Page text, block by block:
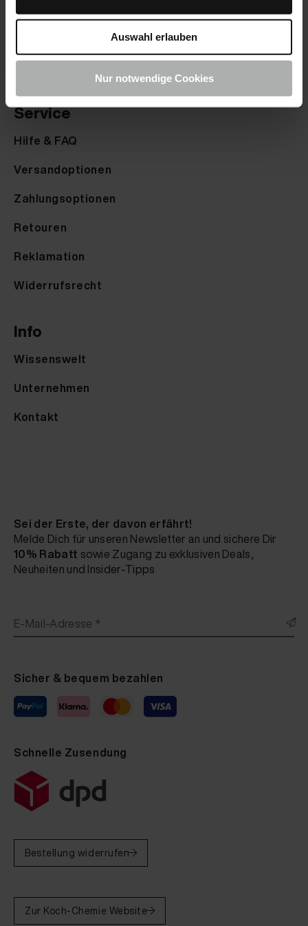
Auswahl erlauben
Nur notwendige Cookies
Promotion
Farbmuster senden
Farbkarte anfordern
Service
Hilfe & FAQ
Versandoptionen
Zahlungsoptionen
Retouren
Reklamation
Widerrufsrecht
Info
Wissenswelt
Unternehmen
Kontakt
Sei der Erste, der davon erfährt!
Melde Dich für unseren Newsletter an und sichere Dir
10% Rabatt sowie Zugang zu exklusiven Deals,
Neuheiten und Insider-Tipps
E-Mail-Adresse *
Sicher & bequem bezahlen
Schnelle Zusendung
Bestellung widerrufen
Zur Koch-Chemie Website